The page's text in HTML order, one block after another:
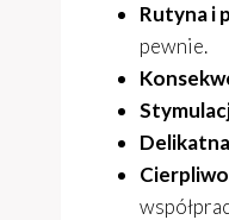
Rutyna i
pewnie.